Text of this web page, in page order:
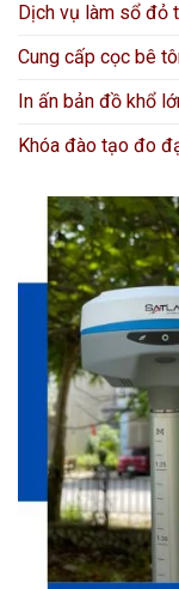
Dịch vụ làm sổ đỏ
Cung cấp cọc bê
In ấn bản đồ khổ
Khóa đào tạo đo